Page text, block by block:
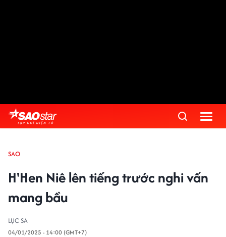
SAO
H'Hen Niê lên tiếng trước nghi vấn
mang bầu
LỤC SA
04/01/2025 - 14:00 (GMT+7)